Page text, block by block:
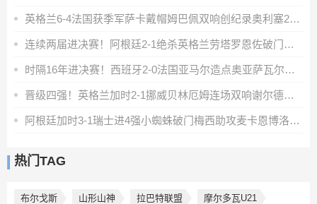
英格兰6-4法国获季军萨卡戴帽姆巴佩双响创纪录奥利塞2助+失良机
连续两届进决赛！阿根廷2-1绝杀英格兰劳塔罗恩佐破门梅西两助攻
时隔16年进决赛！西班牙2-0法国亚马尔造点奥亚萨瓦尔、波罗破门
晋级四强！英格兰加时2-1挪威贝林厄姆连场双响谢尔德鲁普破门
阿根廷加时3-1瑞士进4强小蜘蛛破门梅西助攻麦卡恩博洛假摔染红
热门TAG
布尔戈斯 山形山神 拉巴特联盟 摩尔多瓦U21